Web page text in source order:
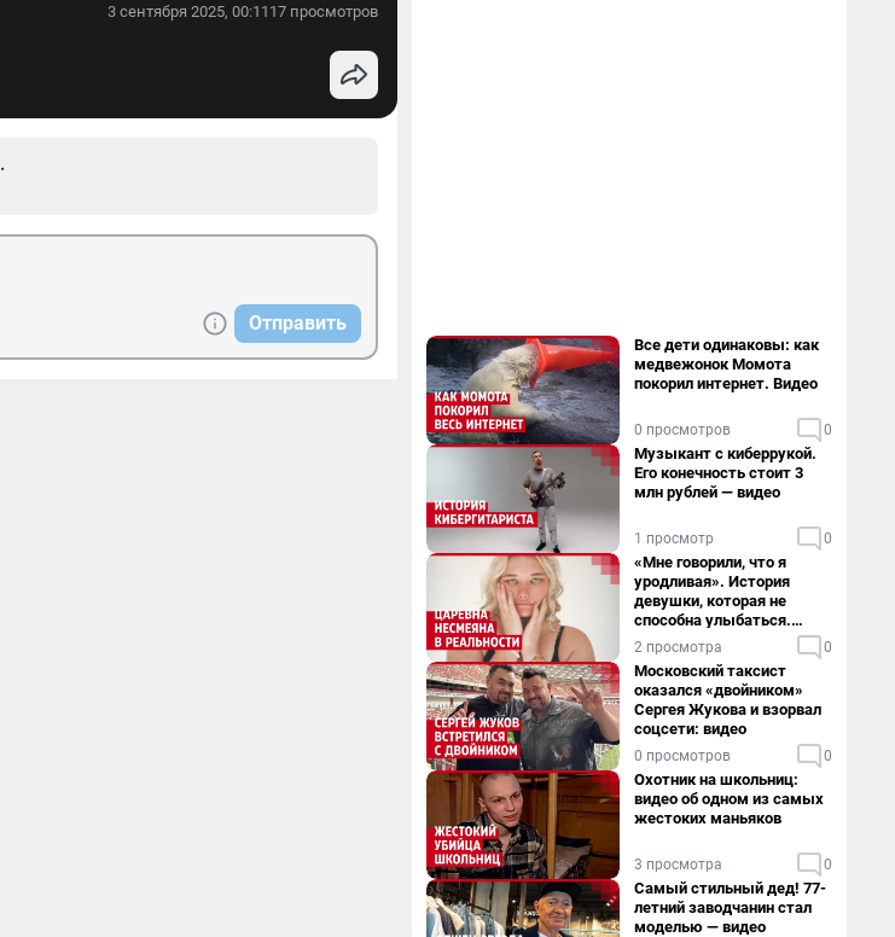
3 сентября 2025, 00:11 17 просмотров
Отправить
Все дети одинаковы: как
медвежонок Момота
покорил интернет. Видео
0 просмотров 0
Музыкант с киберрукой.
Его конечность стоит 3
млн рублей — видео
1 просмотр 0
«Мне говорили, что я
уродливая». История
девушки, которая не
способна улыбаться.
Видео
2 просмотра 0
Московский таксист
оказался «двойником»
Сергея Жукова и взорвал
соцсети: видео
0 просмотров 0
Охотник на школьниц:
видео об одном из самых
жестоких маньяков
3 просмотра 0
Самый стильный дед! 77-
летний заводчанин стал
моделью — видео